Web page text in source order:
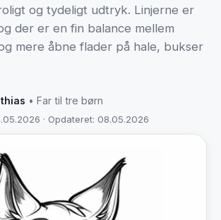
og tydeligt udtryk. Linjerne er
der er en fin balance mellem
mere åbne flader på hale, bukser
• Far til tre børn
· Opdateret: 08.05.2026